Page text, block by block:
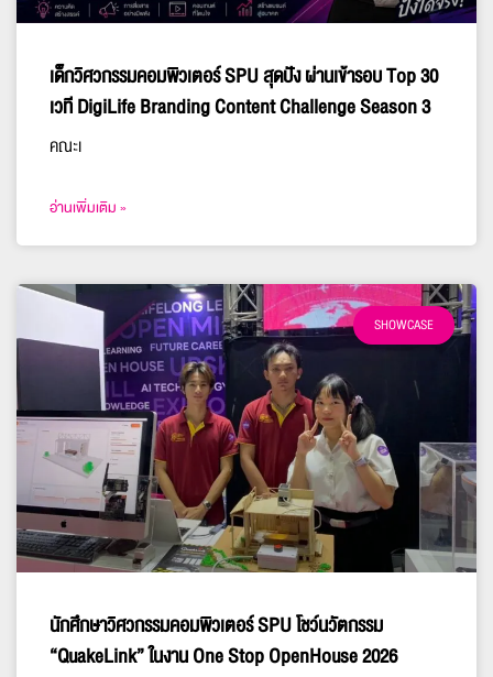
เด็กวิศวกรรมคอมพิวเตอร์ SPU สุดปัง ผ่านเข้ารอบ Top 30
เวที DigiLife Branding Content Challenge Season 3
คณะเ
อ่านเพิ่มเติม »
SHOWCASE
นักศึกษาวิศวกรรมคอมพิวเตอร์ SPU โชว์นวัตกรรม
“QuakeLink” ในงาน One Stop OpenHouse 2026